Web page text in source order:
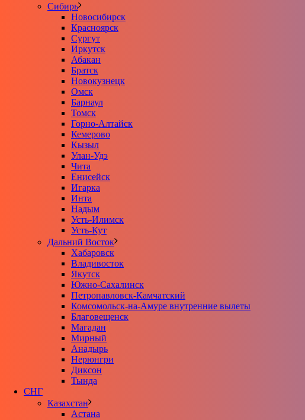
Сибирь
Новосибирск
Красноярск
Сургут
Иркутск
Абакан
Братск
Новокузнецк
Омск
Барнаул
Томск
Горно-Алтайск
Кемерово
Кызыл
Улан-Удэ
Чита
Енисейск
Игарка
Инта
Надым
Усть-Илимск
Усть-Кут
Дальний Восток
Хабаровск
Владивосток
Якутск
Южно-Сахалинск
Петропавловск-Камчатский
Комсомольск-на-Амуре внутренние вылеты
Благовещенск
Магадан
Мирный
Анадырь
Нерюнгри
Диксон
Тында
СНГ
Казахстан
Астана